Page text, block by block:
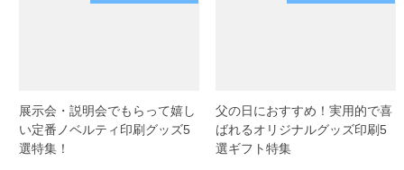
展示会・説明会でもらって嬉し
い定番ノベルティ印刷グッズ5
選特集！
父の日におすすめ！実用的で喜
ばれるオリジナルグッズ印刷5
選ギフト特集